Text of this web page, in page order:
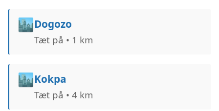
🏙️Dogozo
Tæt på • 1 km
🏙️Kokpa
Tæt på • 4 km